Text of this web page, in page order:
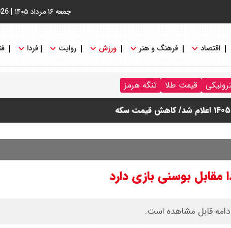
جمعه ۱۶ مرداد ۱۴۰۵ |
اقتصاد فرهنگ و هنر ورزش روایت فردا
قیمت طلا تنگه هرمز
قابل مشاهده است.